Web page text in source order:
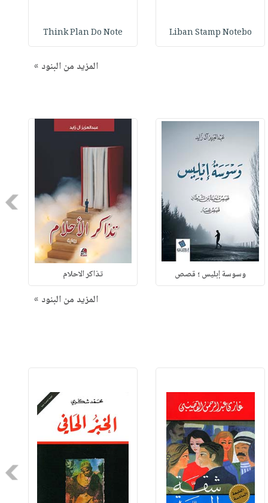
Liban Stamp Notebo
Think Plan Do Note
المزيد من البنود »
وسوسة إبليس ؛ قصص تذاكر الاحلام
المزيد من البنود »